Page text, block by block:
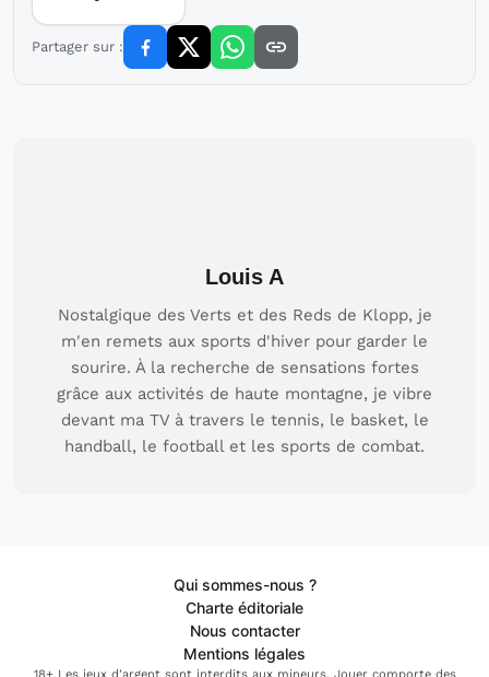
Partager sur :
Louis A
Nostalgique des Verts et des Reds de Klopp, je
m'en remets aux sports d'hiver pour garder le
sourire. À la recherche de sensations fortes
grâce aux activités de haute montagne, je vibre
devant ma TV à travers le tennis, le basket, le
handball, le football et les sports de combat.
Qui sommes-nous ?
Charte éditoriale
Nous contacter
Mentions légales